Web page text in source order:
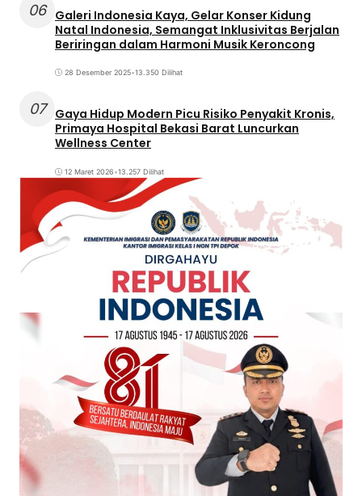
06 Galeri Indonesia Kaya, Gelar Konser Kidung
Natal Indonesia, Semangat Inklusivitas Berjalan
Beriringan dalam Harmoni Musik Keroncong
28 Desember 2025•13.350 Dilihat
07
Gaya Hidup Modern Picu Risiko Penyakit Kronis,
Primaya Hospital Bekasi Barat Luncurkan
Wellness Center
12 Maret 2026•13.257 Dilihat